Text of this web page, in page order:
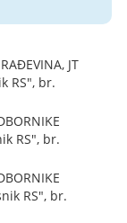
JT
RS", br.
RS", br.
RS", br.